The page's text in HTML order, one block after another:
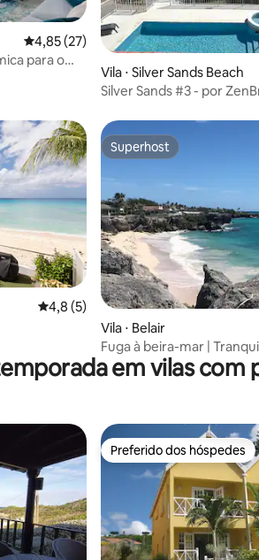
4,85 de uma avaliação média de 5, 27
4,85 (27)
para o
Vila ⋅ Silver Sands Beach
Silver Sands #3 - por
4,8 de uma avaliação média de 5, 5
4,8 (5)
Superhost
Superhost
Vila ⋅ Belair
Fuga à beira-mar |
privativo
em vilas com
Preferido dos hóspedes
Preferido dos hóspedes